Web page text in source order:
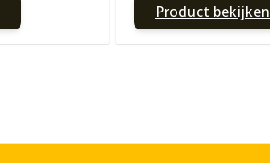
Product bekijken